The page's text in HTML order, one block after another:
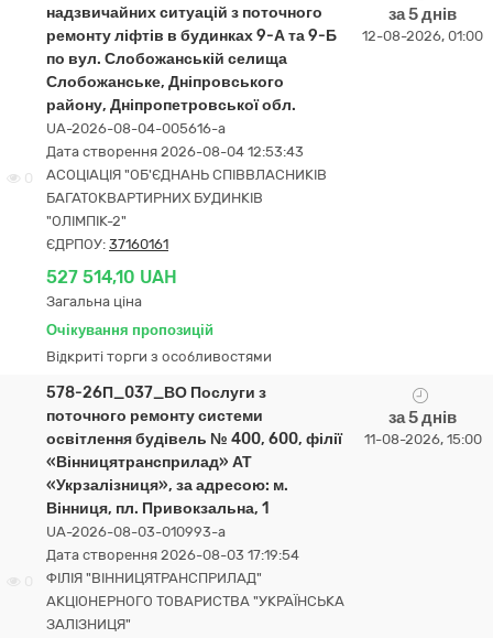
0
надзвичайних ситуацій з поточного
ремонту ліфтів в будинках 9-А та 9-Б
по вул. Слобожанській селища
Слобожанське, Дніпровського
району, Дніпропетровської обл.
UA-2026-08-04-005616-a
Дата створення 2026-08-04 12:53:43
АСОЦІАЦІЯ "ОБ'ЄДНАНЬ СПІВВЛАСНИКІВ
БАГАТОКВАРТИРНИХ БУДИНКІВ
"ОЛІМПІК-2"
ЄДРПОУ: 37160161
527 514,10 UAH
Загальна ціна
Очікування пропозицій
Відкриті торги з особливостями
за 5 днів
12-08-2026, 01:00
578-26П_037_ВО Послуги з
поточного ремонту системи
освітлення будівель № 400, 600, філії
«Вінницятрансприлад» АТ
«Укрзалізниця», за адресою: м.
Вінниця, пл. Привокзальна, 1
UA-2026-08-03-010993-a
Дата створення 2026-08-03 17:19:54
ФІЛІЯ "ВІННИЦЯТРАНСПРИЛАД"
АКЦІОНЕРНОГО ТОВАРИСТВА "УКРАЇНСЬКА
ЗАЛІЗНИЦЯ"
за 5 днів
11-08-2026, 15:00